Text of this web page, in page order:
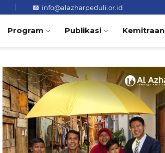
info@alazharpeduli.or.id
Program Publikasi Kemitraan